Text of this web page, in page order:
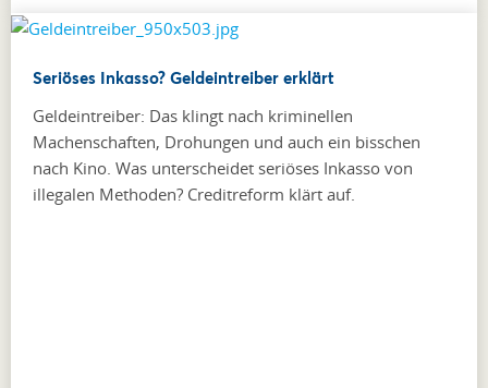
Seriöses Inkasso? Geldeintreiber erklärt
Geldeintreiber: Das klingt nach kriminellen
Machenschaften, Drohungen und auch ein bisschen
nach Kino. Was unterscheidet seriöses Inkasso von
illegalen Methoden? Creditreform klärt auf.